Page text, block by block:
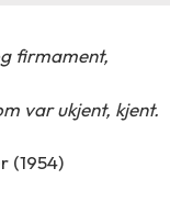
firmament,
var ukjent, kjent.
(1954)